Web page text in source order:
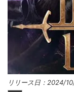
リリース日：2024/